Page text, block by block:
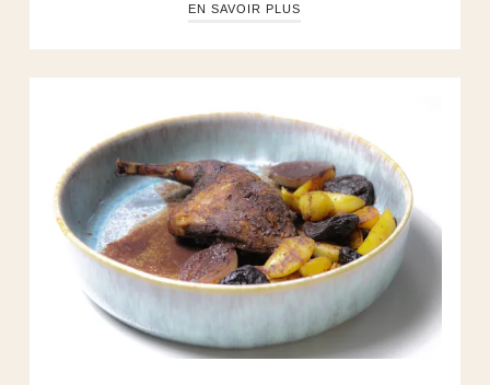
EN SAVOIR PLUS